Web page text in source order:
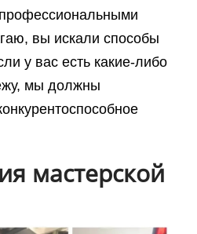
вы искали способы
у вас есть какие-либо
мы должны
мастерской